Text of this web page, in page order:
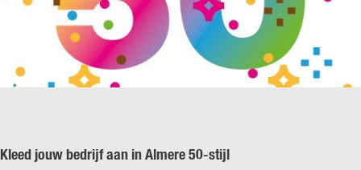
Kleed jouw bedrijf aan in Almere 50-stijl